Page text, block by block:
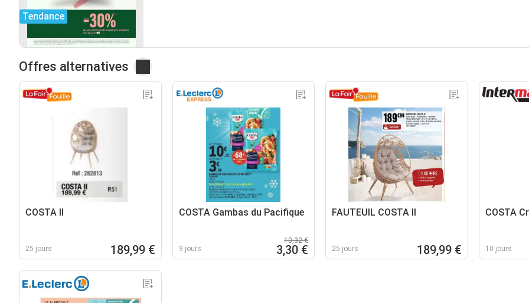
Tendance
Offres alternatives
COSTA II
25 jours 189,99 €
COSTA Gambas du Pacifique
9 jours
10,32 €
3,30 €
FAUTEUIL COSTA II
25 jours 189,99 €
COSTA
10 jours